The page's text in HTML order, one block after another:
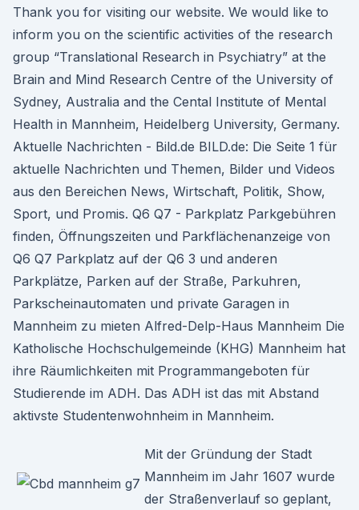
Thank you for visiting our website. We would like to
inform you on the scientific activities of the research
group “Translational Research in Psychiatry” at the
Brain and Mind Research Centre of the University of
Sydney, Australia and the Cental Institute of Mental
Health in Mannheim, Heidelberg University, Germany.
Aktuelle Nachrichten - Bild.de BILD.de: Die Seite 1 für
aktuelle Nachrichten und Themen, Bilder und Videos
aus den Bereichen News, Wirtschaft, Politik, Show,
Sport, und Promis. Q6 Q7 - Parkplatz Parkgebühren
finden, Öffnungszeiten und Parkflächenanzeige von
Q6 Q7 Parkplatz auf der Q6 3 und anderen
Parkplätze, Parken auf der Straße, Parkuhren,
Parkscheinautomaten und private Garagen in
Mannheim zu mieten Alfred-Delp-Haus Mannheim Die
Katholische Hochschulgemeinde (KHG) Mannheim hat
ihre Räumlichkeiten mit Programmangeboten für
Studierende im ADH. Das ADH ist das mit Abstand
aktivste Studentenwohnheim in Mannheim.
Mit der Gründung der Stadt
Mannheim im Jahr 1607 wurde
der Straßenverlauf so geplant,